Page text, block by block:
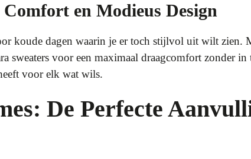
en Modieus Design
koude dagen waarin je er toch stijlvol uit wilt zien.
sweaters voor een maximaal draagcomfort zonder
voor elk wat wils.
De Perfecte